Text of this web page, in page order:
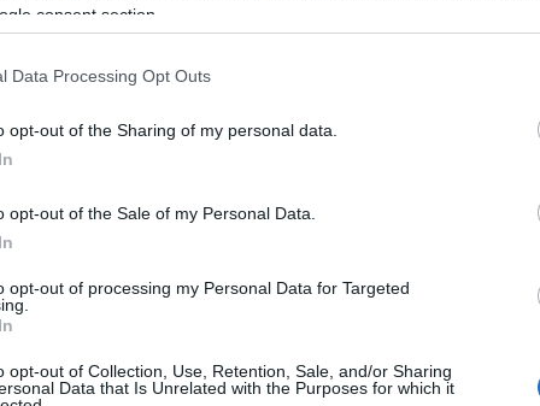
consent section.
Data Processing Opt Outs
opt-out of the Sharing of my personal data.
opt-out of the Sale of my Personal Data.
opt-out of processing my Personal Data for Targeted
opt-out of Collection, Use, Retention, Sale, and/or Sharing
Data that Is Unrelated with the Purposes for which it
nella sezione